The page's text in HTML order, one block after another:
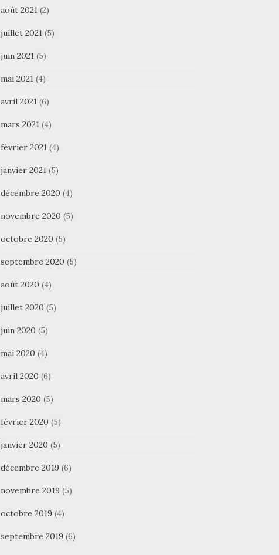
août 2021(2)
juillet 2021(5)
juin 2021(5)
mai 2021(4)
avril 2021(6)
mars 2021(4)
février 2021(4)
janvier 2021(5)
décembre 2020 (4)
novembre 2020 (5)
octobre 2020 (5)
septembre 2020 (5)
août 2020 (4)
juillet 2020 (5)
juin 2020 (5)
mai 2020 (4)
avril 2020 (6)
mars 2020 (5)
février 2020 (5)
janvier 2020 (5)
décembre 2019 (6)
novembre 2019 (5)
octobre 2019 (4)
septembre 2019 (6)